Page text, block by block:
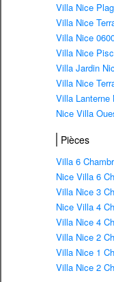
Villa Nice
Villa Nice
Villa Nice
Villa Nice
Villa Jardin
Villa Nice
Villa Lanterne
Nice Villa
Pièces
Villa 6
Nice Villa 6
Villa Nice 3
Nice Villa 4
Villa Nice 4
Villa Nice 2
Villa Nice 1
Villa Nice 2